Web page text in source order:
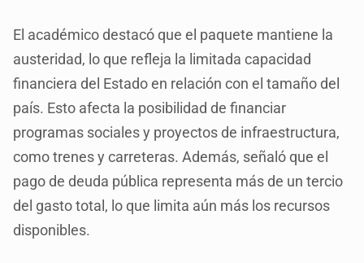
El académico destacó que el paquete mantiene la
austeridad, lo que refleja la limitada capacidad
financiera del Estado en relación con el tamaño del
país. Esto afecta la posibilidad de financiar
programas sociales y proyectos de infraestructura,
como trenes y carreteras. Además, señaló que el
pago de deuda pública representa más de un tercio
del gasto total, lo que limita aún más los recursos
disponibles.